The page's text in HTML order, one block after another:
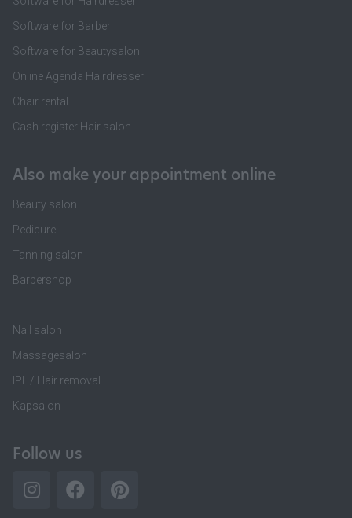
Software for Barber
Software for Beautysalon
Online Agenda Hairdresser
Chair rental
Cash register Hair salon
Also make your appointment online
Beauty salon
Pedicure
Tanning salon
Barbershop
Nail salon
Massagesalon
IPL / Hair removal
Kapsalon
Follow us